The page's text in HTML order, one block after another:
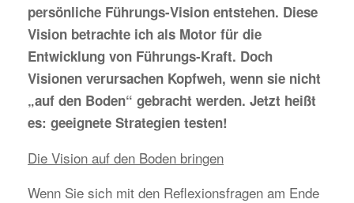
persönliche Führungs-Vision entstehen. Diese
Vision betrachte ich als Motor für die
Entwicklung von Führungs-Kraft. Doch
Visionen verursachen Kopfweh, wenn sie nicht
„auf den Boden“ gebracht werden. Jetzt heißt
es: geeignete Strategien testen!
Die Vision auf den Boden bringen
Wenn Sie sich mit den Reflexionsfragen am Ende